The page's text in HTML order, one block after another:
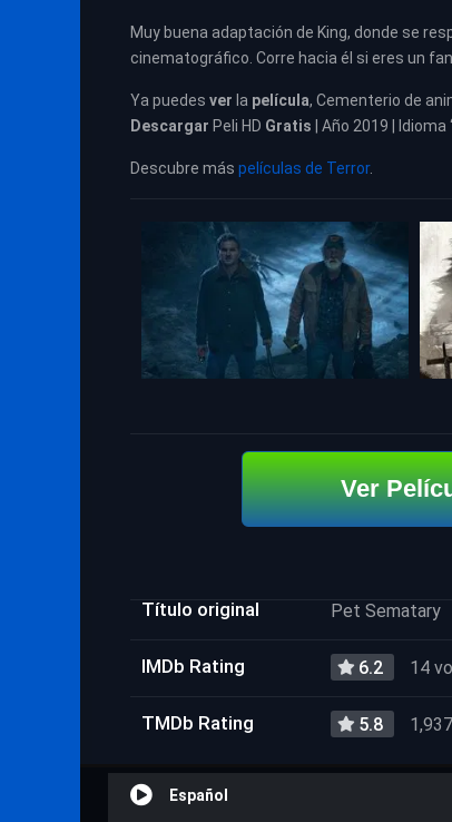
Muy buena adaptación de King, donde se
cinematográfico. Corre hacia él si eres un
Ya puedes ver la película, Cementerio de
Descargar Peli HD Gratis | Año 2019 |
Descubre más películas de Terror.
Ver
Título original Pet Sematary
IMDb Rating 6.2 14
TMDb Rating 5.8
Español